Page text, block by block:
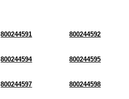
800244591 800244592
800244594 800244595
800244597 800244598